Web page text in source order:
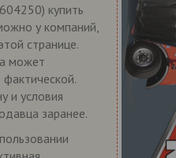
купить
у компаний,
странице.
может
фактической.
и условия
заранее.